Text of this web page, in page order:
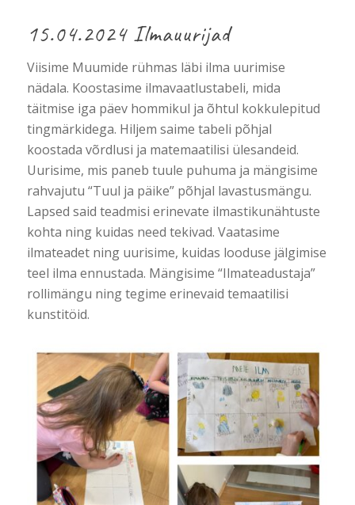
15.04.2024 Ilmauurijad
Viisime Muumide rühmas läbi ilma uurimise
nädala. Koostasime ilmavaatlustabeli, mida
täitmise iga päev hommikul ja õhtul kokkulepitud
tingmärkidega. Hiljem saime tabeli põhjal
koostada võrdlusi ja matemaatilisi ülesandeid.
Uurisime, mis paneb tuule puhuma ja mängisime
rahvajutu “Tuul ja päike” põhjal lavastusmängu.
Lapsed said teadmisi erinevate ilmastikunähtuste
kohta ning kuidas need tekivad. Vaatasime
ilmateadet ning uurisime, kuidas looduse jälgimise
teel ilma ennustada. Mängisime “Ilmateadustaja”
rollimängu ning tegime erinevaid temaatilisi
kunstitöid.